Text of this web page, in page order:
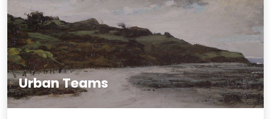
Urban Teams